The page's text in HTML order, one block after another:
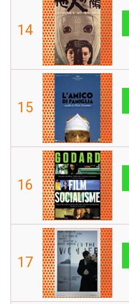
14
15
16
17